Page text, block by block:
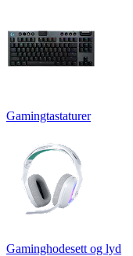
Gamingtastaturer
Gaminghodesett og lyd